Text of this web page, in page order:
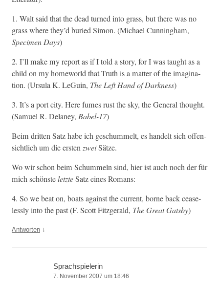
1. Walt said that the dead turned into grass, but there was no
grass where they’d buried Simon. (Michael Cun­ning­ham,
Spec­i­men Days)
2. I’ll make my report as if I told a sto­ry, for I was taught as a
child on my home­world that Truth is a mat­ter of the imag­i­na­
tion. (Ursu­la K. LeGuin, The Left Hand of Dark­ness)
3. It’s a port city. Here fumes rust the sky, the Gen­er­al thought.
(Samuel R. Delaney, Babel-17)
Beim drit­ten Satz habe ich geschum­melt, es han­delt sich offen­
sichtlich um die ersten zweiSätze.
Wo wir schon beim Schum­meln sind, hier ist auch noch der für
mich schön­stelet­zteSatz eines Romans:
4. So we beat on, boats against the cur­rent, borne back cease­
less­ly into the past (F. Scott Fitzger­ald, The Great Gats­by)
Antworten ↓
Sprachspielerin
7. November 2007 um 18:46